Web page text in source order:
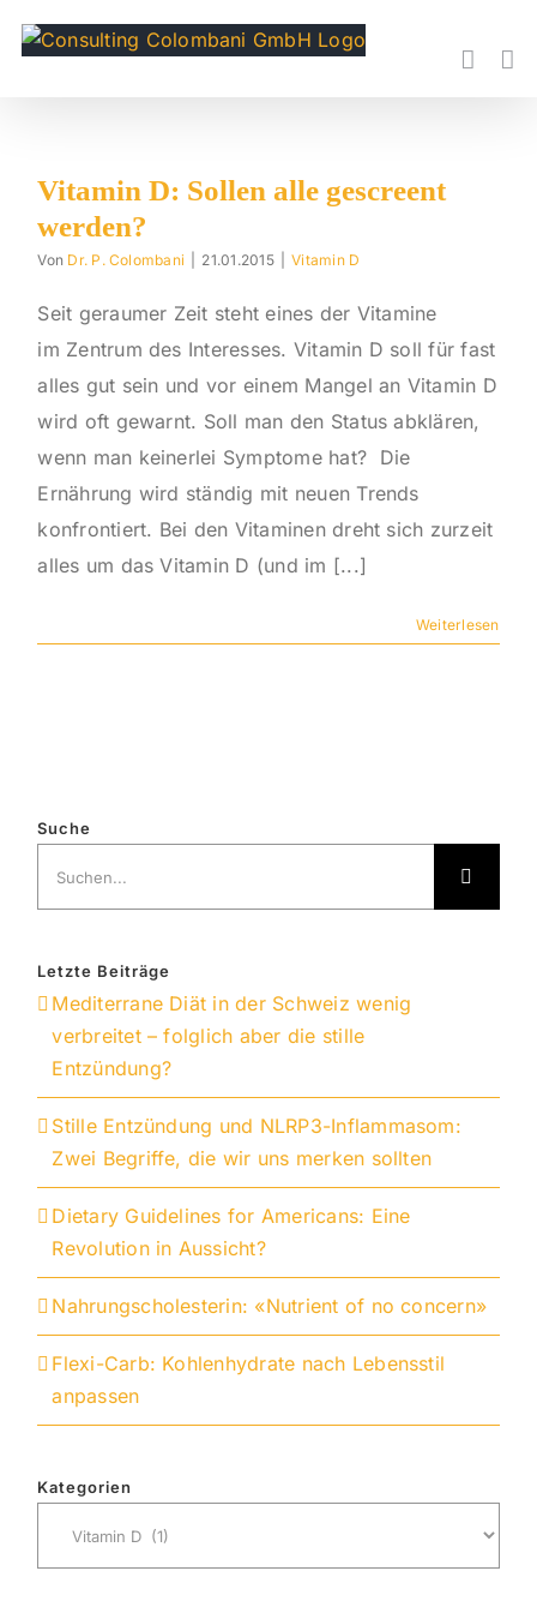
Vitamin D: Sollen alle gescreent
werden?
Von Dr. P. Colombani 21.01.2015 Vitamin D
Seit geraumer Zeit steht eines der Vitamine
im Zentrum des Interesses. Vitamin D soll für fast
alles gut sein und vor einem Mangel an Vitamin D
wird oft gewarnt. Soll man den Status abklären,
wenn man keinerlei Symptome hat? Die
Ernährung wird ständig mit neuen Trends
konfrontiert. Bei den Vitaminen dreht sich zurzeit
alles um das Vitamin D (und im [...]
Weiterlesen
Suche
nach:
Letzte Beiträge
Mediterrane Diät in der Schweiz wenig
verbreitet – folglich aber die stille
Entzündung?
Stille Entzündung und NLRP3-Inflammasom:
Zwei Begriffe, die wir uns merken sollten
Dietary Guidelines for Americans: Eine
Revolution in Aussicht?
Nahrungscholesterin: «Nutrient of no concern»
Flexi-Carb: Kohlenhydrate nach Lebensstil
anpassen
Kategorien